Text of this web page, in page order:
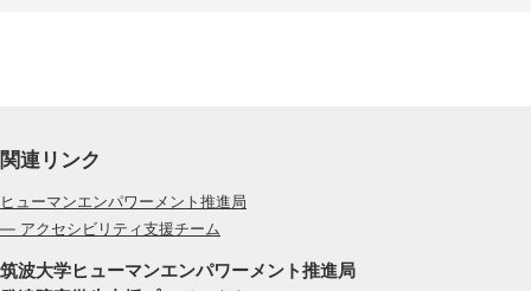
関連リンク
ヒューマンエンパワーメント推進局
— アクセシビリティ支援チーム
筑波大学ヒューマンエンパワーメント推進局